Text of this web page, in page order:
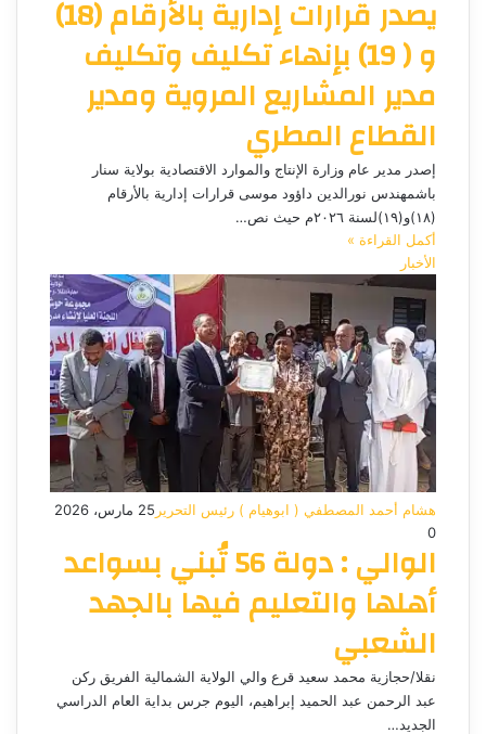
يصدر قرارات إدارية بالأرقام (18)
و ( 19) بإنهاء تكليف وتكليف
مدير المشاريع المروية ومدير
القطاع المطري
إصدر مدير عام وزارة الإنتاج والموارد الاقتصادية بولاية سنار
باشمهندس نورالدين داؤود موسى قرارات إدارية بالأرقام
(١٨)و(١٩)لسنة ٢٠٢٦م حيث نص…
أكمل القراءة »
الأخبار
هشام أحمد المصطفي ( ابوهيام ) رئيس التحرير 25 مارس، 2026
0
الوالي : دولة 56 تُبني بسواعد
أهلها والتعليم فيها بالجهد
الشعبي
نقلا/حجازية محمد سعيد قرع والي الولاية الشمالية الفريق ركن
عبد الرحمن عبد الحميد إبراهيم، اليوم جرس بداية العام الدراسي
الجديد…